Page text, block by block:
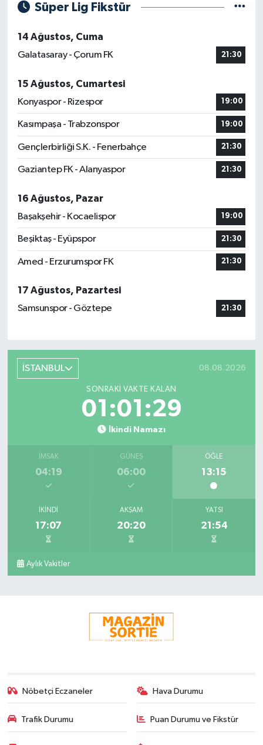
Süper Lig Fikstür
14 Ağustos, Cuma
Galatasaray - Çorum FK
21:30
15 Ağustos, Cumartesi
Konyaspor - Rizespor
19:00
Kasımpaşa - Trabzonspor 19:00
Gençlerbirliği S.K. - Fenerbahçe 21:30
Gaziantep FK - Alanyaspor 21:30
16 Ağustos, Pazar
Başakşehir - Kocaelispor
19:00
Beşiktaş - Eyüpspor 21:30
Amed - Erzurumspor FK 21:30
17 Ağustos, Pazartesi
Samsunspor - Göztepe
21:30
İSTANBUL 08.08.2026
SONRAKI VAKTE KALAN
01:01:28
İkindi Namazı
İMSAK
04:19
GÜNEŞ
06:00
ÖĞLE
13:15
İKINDI
17:07
AKŞAM
20:20
YATSI
21:54
Aylık Vakitler
Nöbetçi Eczaneler Hava Durumu
Trafik Durumu Puan Durumu ve Fikstür